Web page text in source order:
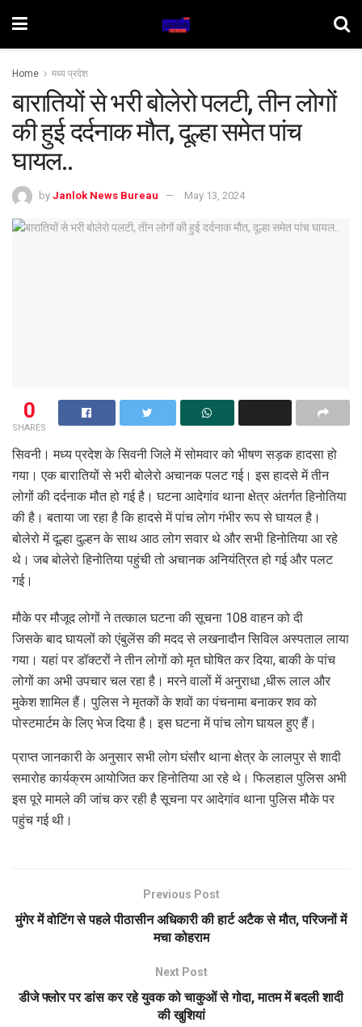
Home मध्य प्रदेश
बारातियों से भरी बोलेरो पलटी, तीन लोगों
की हुई दर्दनाक मौत, दूल्हा समेत पांच
घायल..
by Janlok News Bureau May 13, 2024
0
SHARES
सिवनी। मध्य प्रदेश के सिवनी जिले में सोमवार को भीषण सड़क हादसा हो
गया। एक बारातियों से भरी बोलेरो अचानक पलट गई। इस हादसे में तीन
लोगों की दर्दनाक मौत हो गई है। घटना आदेगांव थाना क्षेत्र अंतर्गत हिनोतिया
की है। बताया जा रहा है कि हादसे में पांच लोग गंभीर रूप से घायल है।
बोलेरो में दूल्हा दुल्हन के साथ आठ लोग सवार थे और सभी हिनोतिया आ रहे
थे। जब बोलेरो हिनोतिया पहुंची तो अचानक अनियंत्रित हो गई और पलट
गई।
मौके पर मौजूद लोगों ने तत्काल घटना की सूचना 108 वाहन को दी
जिसके बाद घायलों को एंबुलेंस की मदद से लखनादौन सिविल अस्पताल लाया
गया। यहां पर डॉक्टरों ने तीन लोगों को मृत घोषित कर दिया, बाकी के पांच
लोगों का अभी उपचार चल रहा है। मरने वालों में अनुराधा ,धीरू लाल और
मुकेश शामिल हैं। पुलिस ने मृतकों के शवों का पंचनामा बनाकर शव को
पोस्टमार्टम के लिए भेज दिया है। इस घटना में पांच लोग घायल हुए हैं।
प्राप्त जानकारी के अनुसार सभी लोग घंसौर थाना क्षेत्र के लालपुर से शादी
समारोह कार्यक्रम आयोजित कर हिनोतिया आ रहे थे। फिलहाल पुलिस अभी
इस पूरे मामले की जांच कर रही है सूचना पर आदेगांव थाना पुलिस मौके पर
पहुंच गई थी।
Previous Post
मुंगेर में वोटिंग से पहले पीठासीन अधिकारी की हार्ट अटैक से मौत, परिजनों में
मचा कोहराम
Next Post
डीजे फ्लोर पर डांस कर रहे युवक को चाकुओं से गोदा, मातम में बदली शादी
की खुशियां